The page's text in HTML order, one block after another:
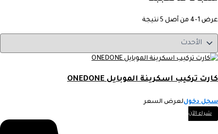
عرض 1-4 من أصل 5 نتيجة
كارت تركيب اسكرينة الموبايل ONEDONE
سجل دخوللعرض السعر
شراء الآن